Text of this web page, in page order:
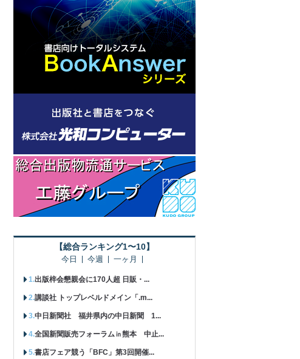
【総合ランキング1〜10】
今日 今週 一ヶ月
出版梓会懇親会に170人超 日販・...
講談社 トップレベルドメイン「.m...
中日新聞社 福井県内の中日新聞 1...
全国新聞販売フォーラム㏌熊本 中止...
書店フェア競う「BFC」第3回開催...